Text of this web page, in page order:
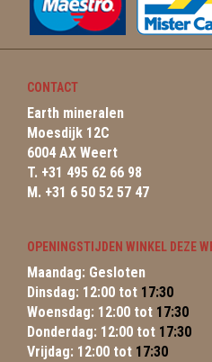
CONTACT
Earth mineralen
Moesdijk 12C
6004 AX Weert
T. +31 495 62 66 98
M. +31 6 50 52 57 47
OPENINGSTIJDEN WINKEL DEZE
Maandag: Gesloten
Dinsdag: 12:00 tot 17:30
Woensdag: 12:00 tot 17:30
Donderdag: 12:00 tot 17:30
Vrijdag: 12:00 tot 17:30